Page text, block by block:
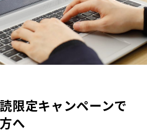
す
ン
限定キャンペーンで
へ